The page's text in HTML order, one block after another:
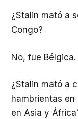
¿Stalin mató a
Congo?
No, fue Bélgica.
¿Stalin mató a
hambrientas
en Asia y